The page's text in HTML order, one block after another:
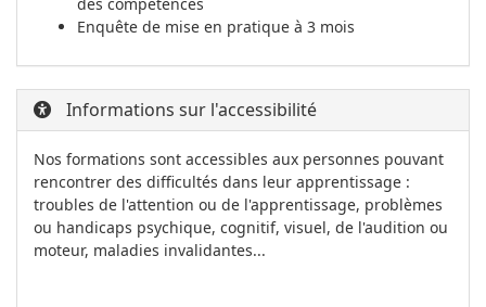
Enquête de mise en pratique à 3 mois
Informations sur l'accessibilité
Nos formations sont accessibles aux personnes pouvant
rencontrer des difficultés dans leur apprentissage :
troubles de l'attention ou de l'apprentissage, problèmes
ou handicaps psychique, cognitif, visuel, de l'audition ou
moteur, maladies invalidantes...